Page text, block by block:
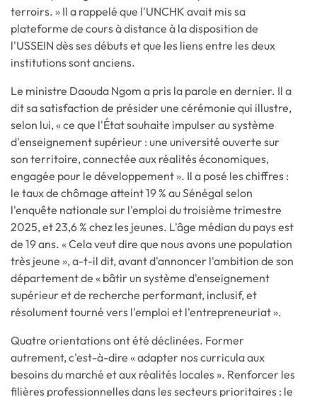
terroirs. » Il a rappelé que l'UNCHK avait mis sa
plateforme de cours à distance à la disposition de
l'USSEIN dès ses débuts et que les liens entre les deux
institutions sont anciens.
Le ministre Daouda Ngom a pris la parole en dernier. Il a
dit sa satisfaction de présider une cérémonie qui illustre,
selon lui, « ce que l'État souhaite impulser au système
d'enseignement supérieur : une université ouverte sur
son territoire, connectée aux réalités économiques,
engagée pour le développement ». Il a posé les chiffres :
le taux de chômage atteint 19 % au Sénégal selon
l'enquête nationale sur l'emploi du troisième trimestre
2025, et 23,6 % chez les jeunes. L'âge médian du pays est
de 19 ans. « Cela veut dire que nous avons une population
très jeune », a-t-il dit, avant d'annoncer l'ambition de son
département de « bâtir un système d'enseignement
supérieur et de recherche performant, inclusif, et
résolument tourné vers l'emploi et l'entrepreneuriat ».
Quatre orientations ont été déclinées. Former
autrement, c'est-à-dire « adapter nos curricula aux
besoins du marché et aux réalités locales ». Renforcer les
filières professionnelles dans les secteurs prioritaires : le